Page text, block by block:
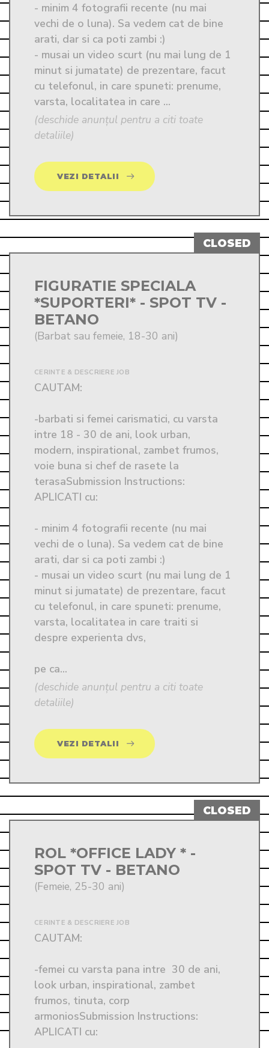
- minim 4 fotografii recente (nu mai
vechi de o luna). Sa vedem cat de bine
arati, dar si ca poti zambi :)
- musai un video scurt (nu mai lung de 1
minut si jumatate) de prezentare, facut
cu telefonul, in care spuneti: prenume,
varsta, localitatea in care ...
(deschide anunțul pentru a citi toate
detaliile)
VEZI DETALII
FIGURATIE SPECIALA
*SUPORTERI* - SPOT TV -
BETANO
(Barbat sau femeie, 18-30 ani)
CERINTE & DESCRIERE JOB
CAUTAM:
-barbati si femei carismatici, cu varsta
intre 18 - 30 de ani, look urban,
modern, inspirational, zambet frumos,
voie buna si chef de rasete la
terasaSubmission Instructions:
APLICATI cu:
- minim 4 fotografii recente (nu mai
vechi de o luna). Sa vedem cat de bine
arati, dar si ca poti zambi :)
- musai un video scurt (nu mai lung de 1
minut si jumatate) de prezentare, facut
cu telefonul, in care spuneti: prenume,
varsta, localitatea in care traiti si
despre experienta dvs,
pe ca...
(deschide anunțul pentru a citi toate
detaliile)
VEZI DETALII
ROL *OFFICE LADY * -
SPOT TV - BETANO
(Femeie, 25-30 ani)
CERINTE & DESCRIERE JOB
CAUTAM:
-femei cu varsta pana intre  30 de ani,
look urban, inspirational, zambet
frumos, tinuta, corp
armoniosSubmission Instructions:
APLICATI cu: